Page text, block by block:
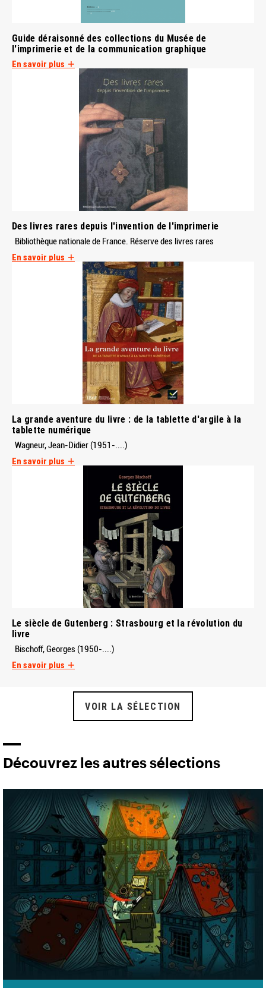
Guide déraisonné des collections du Musée de
l'imprimerie et de la communication graphique
En savoir plus
Des livres rares depuis l'invention de l'imprimerie
Bibliothèque nationale de France. Réserve des livres rares
En savoir plus
La grande aventure du livre : de la tablette d'argile à la
tablette numérique
Wagneur, Jean-Didier (1951-....)
En savoir plus
Le siècle de Gutenberg : Strasbourg et la révolution du
livre
Bischoff, Georges (1950-....)
En savoir plus
VOIR LA SÉLECTION
Découvrez les autres sélections